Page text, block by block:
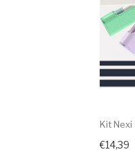
Kit Nexi
€14,39